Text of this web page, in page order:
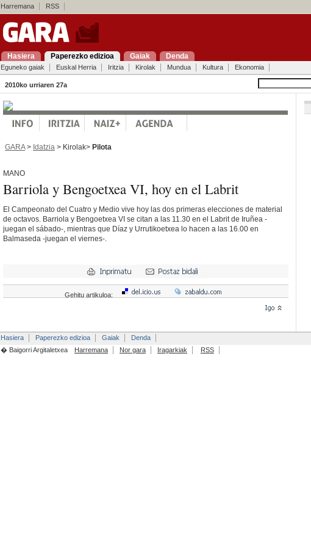
Harremana RSS
Hasiera Paperezko edizioa Gaiak Denda
Eguneko gaiak Euskal Herria Iritzia Kirolak Mundua Kultura Ekonomia
2010ko urriaren 27a
GARA> Idatzia > Kirolak> Pilota
MANO
Barriola y Bengoetxea VI, hoy en el Labrit
El Campeonato del Cuatro y Medio vive hoy las dos primeras elecciones de material
de octavos. Barriola y Bengoetxea VI se citan a las 11.30 en el Labrit de Iruñea -
juegan el sábado-, mientras que Díaz y Urrutikoetxea lo hacen a las 16.00 en
Balmaseda -juegan el viernes-.
Gehitu artikuloa:
Hasiera Paperezko edizioa Gaiak
Denda
� Baigorri Argitaletxea
Harremana Nor gara Iragarkiak RSS